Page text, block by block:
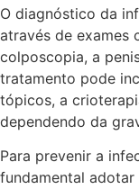
O diagnóstico da
através de exames
colposcopia, a
tratamento pode
tópicos, a
dependendo da
Para prevenir a
fundamental